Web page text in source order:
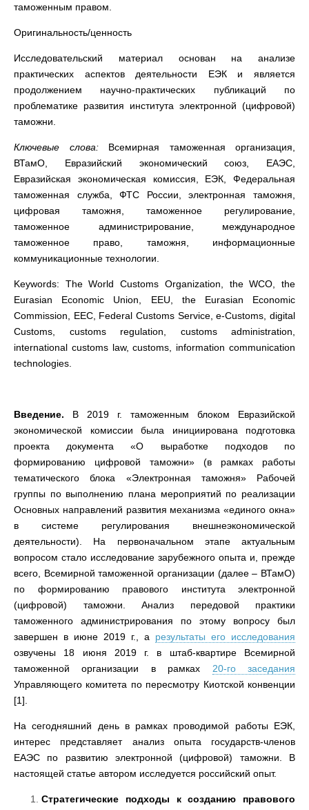
таможенным правом.
Оригинальность/ценность
Исследовательский материал основан на анализе
практических аспектов деятельности ЕЭК и является
продолжением научно-практических публикаций по
проблематике развития института электронной (цифровой)
таможни.
Ключевые слова:Всемирная таможенная организация,
ВТамО, Евразийский экономический союз, ЕАЭС,
Евразийская экономическая комиссия, ЕЭК, Федеральная
таможенная служба, ФТС России, электронная таможня,
цифровая таможня, таможенное регулирование,
таможенное администрирование, международное
таможенное право, таможня, информационные
коммуникационные технологии.
Keywords: The World Customs Organization, the WCO, the
Eurasian Economic Union, EEU, the Eurasian Economic
Commission, EEC, Federal Customs Service, e-Customs, digital
Customs, customs regulation, customs administration,
international customs law, customs, information communication
technologies.
Введение. В 2019 г. таможенным блоком Евразийской
экономической комиссии была инициирована подготовка
проекта документа «О выработке подходов по
формированию цифровой таможни» (в рамках работы
тематического блока «Электронная таможня» Рабочей
группы по выполнению плана мероприятий по реализации
Основных направлений развития механизма «единого окна»
в системе регулирования внешнеэкономической
деятельности). На первоначальном этапе актуальным
вопросом стало исследование зарубежного опыта и, прежде
всего, Всемирной таможенной организации (далее – ВТамО)
по формированию правового института электронной
(цифровой) таможни. Анализ передовой практики
таможенного администрирования по этому вопросу был
завершен в июне 2019 г., а результаты его исследования
озвучены 18 июня 2019 г. в штаб-квартире Всемирной
таможенной организации в рамках 20-го заседания
Управляющего комитета по пересмотру Киотской конвенции
[1].
На сегодняшний день в рамках проводимой работы ЕЭК,
интерес представляет анализ опыта государств-членов
ЕАЭС по развитию электронной (цифровой) таможни. В
настоящей статье автором исследуется российский опыт.
Стратегические подходы к созданию правового